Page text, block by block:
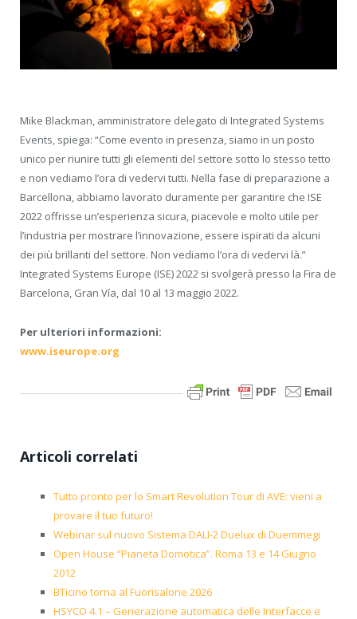
Mike Blackman, amministratore delegato di Integrated Systems
Events, spiega: “Come evento in presenza, siamo in un posto
unico per riunire tutti gli elementi del settore sotto lo stesso tetto
e non vediamo l’ora di vedervi tutti. Nella fase di preparazione a
Barcellona, ​​abbiamo lavorato duramente per garantire che ISE
2022 offrisse un’esperienza sicura, piacevole e molto utile per
l’industria per mostrare l’innovazione, essere ispirati da alcuni
dei più brillanti del settore. Non vediamo l’ora di vedervi là.”
Integrated Systems Europe (ISE) 2022 si svolgerà presso la Fira de
Barcelona, ​​Gran Vía, dal 10 al 13 maggio 2022.
Per ulteriori informazioni:
www.iseurope.org
Articoli correlati
Tutto pronto per lo Smart Revolution Tour di AVE: vieni a
provare il tuo futuro!
Webinar sul nuovo Sistema DALI-2 Duelux di Duemmegi
Open House “Pianeta Domotica”. Roma 13 e 14 Giugno
2012
BTicino torna al Fuorisalone 2026
HSYCO 4.1 – Generazione automatica delle Interfacce e